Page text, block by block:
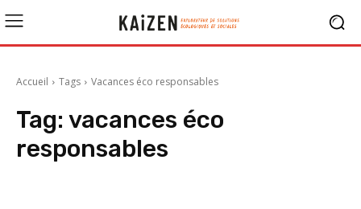
Accueil Tags Vacances éco responsables
Tag: vacances éco
responsables